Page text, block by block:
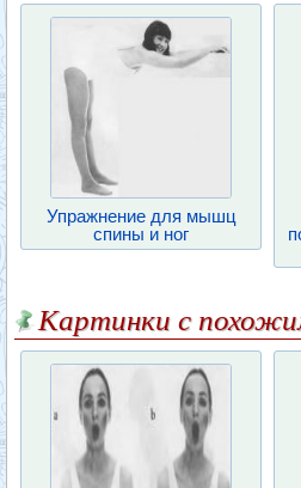
Упражнение для мышц
спины и ног
Картинки с